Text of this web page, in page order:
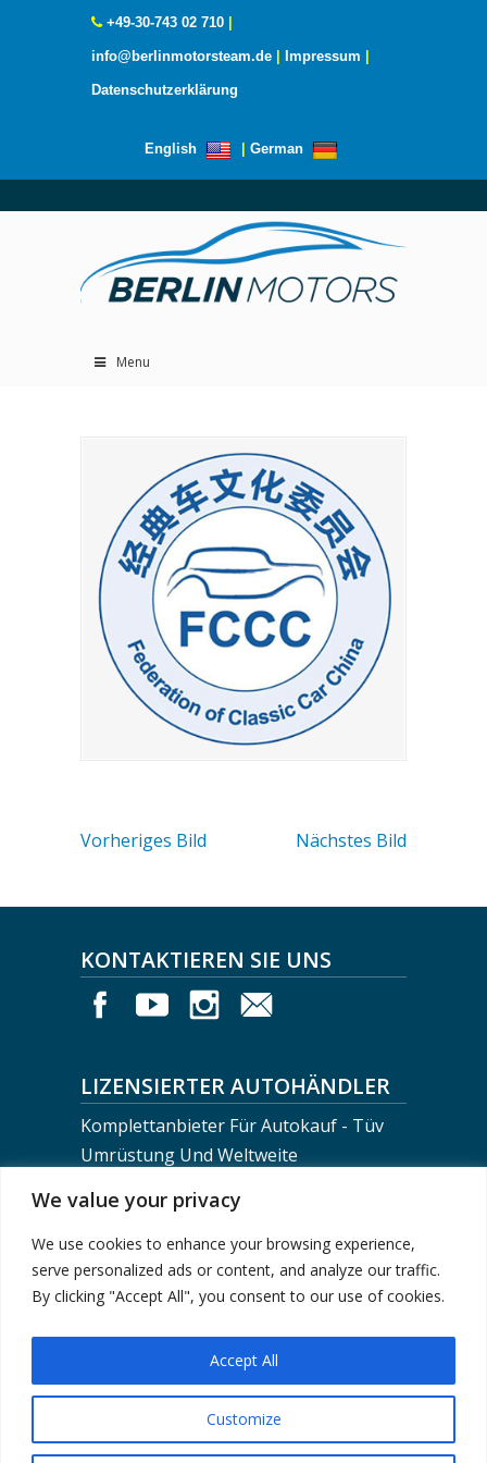
We value your privacy
We use cookies to enhance your browsing experience,
serve personalized ads or content, and analyze our traffic.
By clicking "Accept All", you consent to our use of cookies.
Customize
Accept All
+49-30-743 02 710
info@berlinmotorsteam.de Impressum
Datenschutzerklärung
English German
Menu
Vorheriges Bild Nächstes Bild
KONTAKTIEREN SIE UNS
LIZENSIERTER AUTOHÄNDLER
Komplettanbieter Für Autokauf - Tüv
Umrüstung Und Weltweite
BERLIN MOTORS LOGISTICS
+0049-30-743 02 710
Datenschutzerklärung
Berlin Motors - Fahrzeugkauf von Händler, Privat